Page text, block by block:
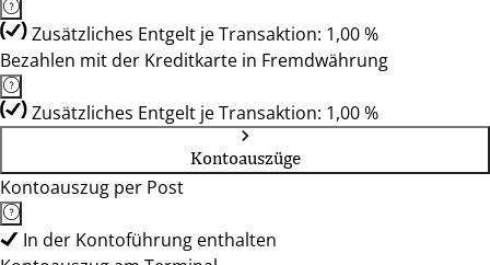
Zusätzliches Entgelt je Transaktion: 1,00 %
Bezahlen mit der Kreditkarte in Fremdwährung
Zusätzliches Entgelt je Transaktion: 1,00 %
Kontoauszüge
Kontoauszug per Post
In der Kontoführung enthalten